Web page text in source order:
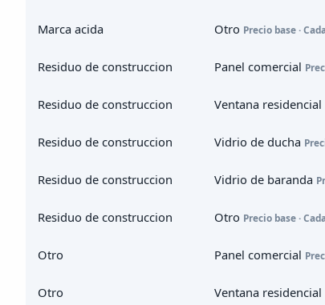
Marca acida Otro Precio base ·
Residuo de construccion Panel comercial
Residuo de construccion Ventana residencial
Residuo de construccion Vidrio de ducha
Residuo de construccion Vidrio de baranda
Residuo de construccion Otro Precio base ·
Otro Panel comercial
Otro Ventana residencial